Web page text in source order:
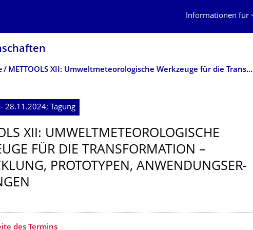
Informationen für
METTOOLS XII: Umweltmeteorologische Werkzeuge für die Transformation – Entwicklung, Prototypen, Anwendungserfahrungen
28.11.2024; Tagung
XII: UMWELTMETEORO­LOGISCHE
FÜR DIE TRANSFORMATION –
PROTOTYPEN, ANWENDUNGSER­
des Termins